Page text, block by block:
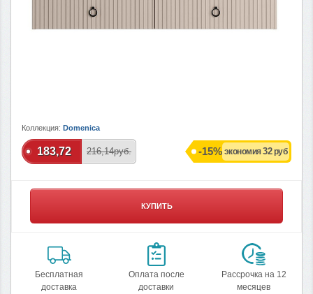
Коллекция: Domenica
183,72 216,14руб. -15% экономия32руб
КУПИТЬ
Бесплатная
доставка
Оплата после
доставки
Рассрочка на 12
месяцев